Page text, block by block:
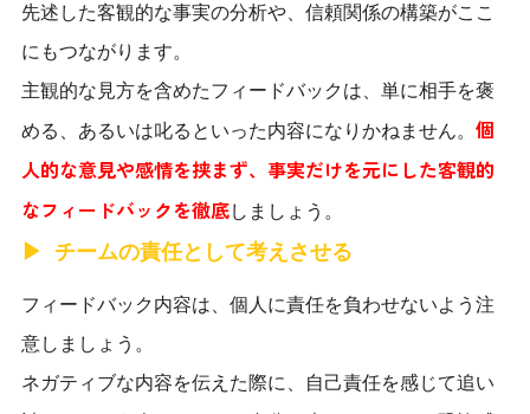
先述した客観的な事実の分析や、信頼関係の構築がここ
にもつながります。
主観的な見方を含めたフィードバックは、単に相手を褒
める、あるいは叱るといった内容になりかねません。 個
人的な意見や感情を挟まず、事実だけを元にした客観的
なフィードバックを徹底しましょう。
チームの責任として考えさせる
フィードバック内容は、個人に責任を負わせないよう注
意しましょう。
ネガティブな内容を伝えた際に、自己責任を感じて追い